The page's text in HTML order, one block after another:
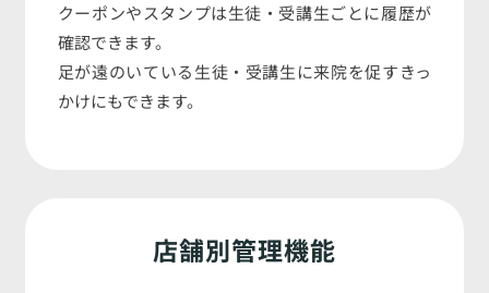
クーポンやスタンプは生徒・受講生ごとに履歴が
確認できます。
足が遠のいている生徒・受講生に来院を促すきっ
かけにもできます。
店舗別管理機能